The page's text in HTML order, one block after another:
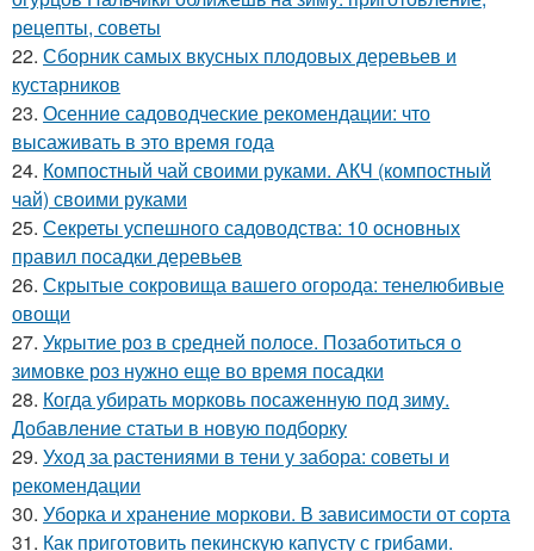
рецепты, советы
22. Сборник самых вкусных плодовых деревьев и
кустарников
23. Осенние садоводческие рекомендации: что
высаживать в это время года
24. Компостный чай своими руками. АКЧ (компостный
чай) своими руками
25. Секреты успешного садоводства: 10 основных
правил посадки деревьев
26. Скрытые сокровища вашего огорода: тенелюбивые
овощи
27. Укрытие роз в средней полосе. Позаботиться о
зимовке роз нужно еще во время посадки
28. Когда убирать морковь посаженную под зиму.
Добавление статьи в новую подборку
29. Уход за растениями в тени у забора: советы и
рекомендации
30. Уборка и хранение моркови. В зависимости от сорта
31. Как приготовить пекинскую капусту с грибами.